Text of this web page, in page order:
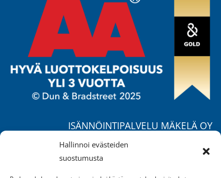
Hallinnoi evästeiden
suostumusta
ISÄNNÖINTIPALVELU MÄKELÄ OY
04400 Järvenpää